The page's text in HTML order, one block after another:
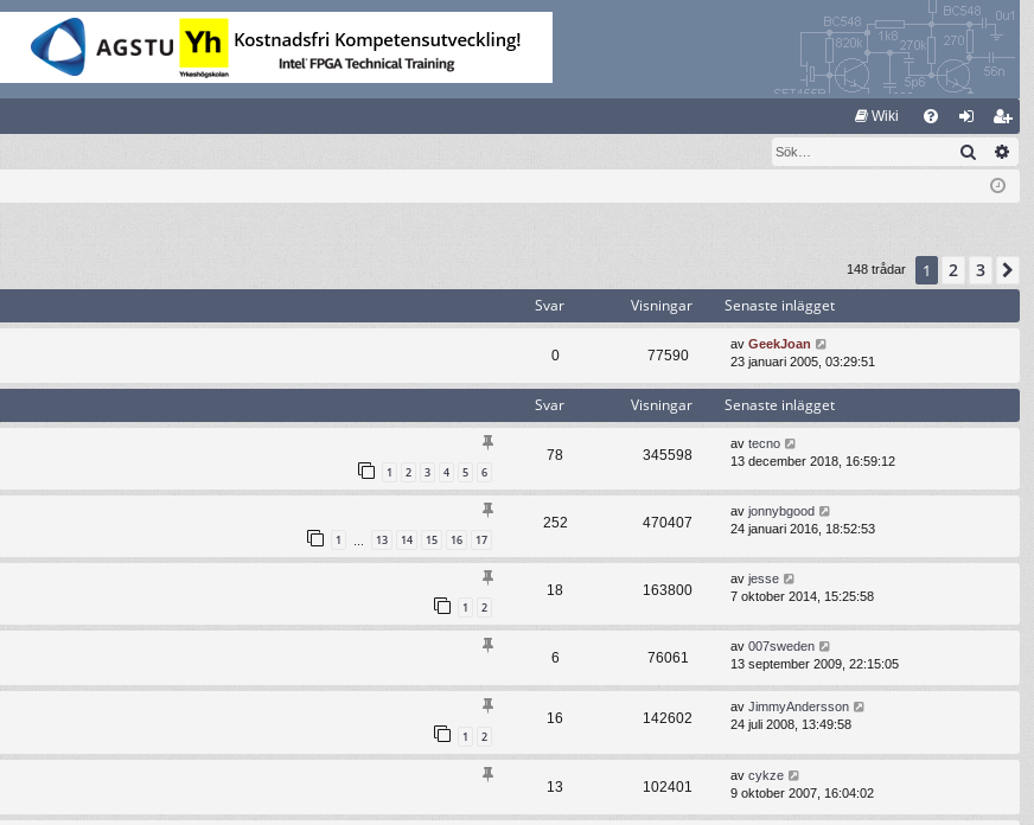
Wiki
og li
m
le
m
Sök
148 trådar 1 2 3
Svar Visningar Senaste inlägget
0 77590
av GeekJoan
23 januari 2005, 03:29:51
Svar Visningar Senaste inlägget
1 2 3 4 5 6
78 345598
av tecno
13 december 2018, 16:59:12
1 … 13 14 15 16 17
252 470407
av jonnybgood
24 januari 2016, 18:52:53
1 2
18 163800
av jesse
7 oktober 2014, 15:25:58
6 76061
av 007sweden
13 september 2009, 22:15:05
1 2
16 142602
av JimmyAndersson
24 juli 2008, 13:49:58
13 102401
av cykze
9 oktober 2007, 16:04:02